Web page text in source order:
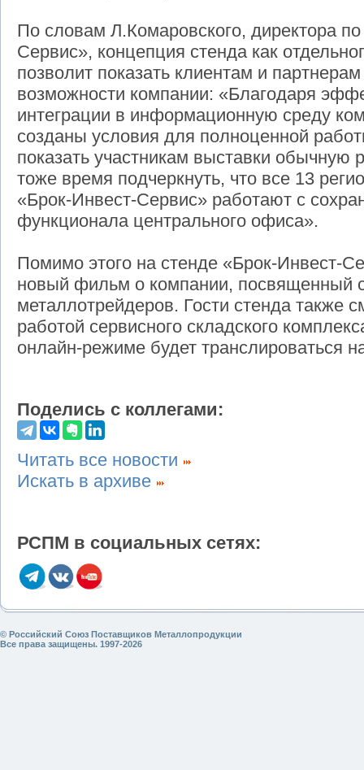
По словам Л.Комаровского, директора
Сервис», концепция стенда как
позволит показать клиентам и
возможности компании: «Благодаря
интеграции в информационную среду
созданы условия для полноценной
показать участникам выставки обычную
тоже время подчеркнуть, что все 13
«Брок-Инвест-Сервис» работают с
функционала центрального офиса».
Помимо этого на стенде «Брок-Инвест-
новый фильм о компании, посвященный
металлотрейдеров. Гости стенда также
работой сервисного складского
онлайн-режиме будет транслироваться
Поделись с коллегами:
Читать все новости
Искать в архиве
РСПМ в социальных сетях:
© Российский Союз Поставщиков Металлопродукции
Все права защищены. 1997-2026